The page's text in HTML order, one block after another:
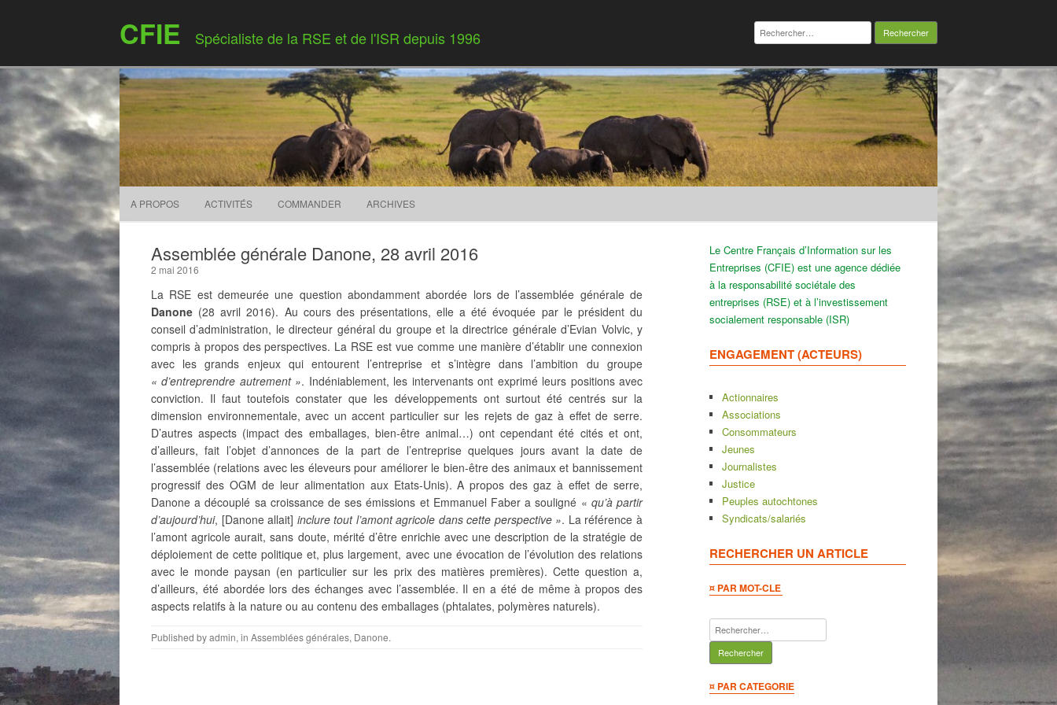
CFIE Spécialiste de la RSE et de l'ISR depuis 1996
Rechercher :
Skip to content
A PROPOS ACTIVITÉS COMMANDER ARCHIVES
Assemblée générale Danone, 28 avril 2016
2 mai 2016
La RSE est demeurée une question abondamment abordée lors de l’assemblée générale de
Danone (28 avril 2016). Au cours des présentations, elle a été évoquée par le président du
conseil d’administration, le directeur général du groupe et la directrice générale d’Evian Volvic, y
compris à propos des perspectives. La RSE est vue comme une manière d’établir une connexion
avec les grands enjeux qui entourent l’entreprise et s’intègre dans l’ambition du groupe
« d’entreprendre autrement ». Indéniablement, les intervenants ont exprimé leurs positions avec
conviction. Il faut toutefois constater que les développements ont surtout été centrés sur la
dimension environnementale, avec un accent particulier sur les rejets de gaz à effet de serre.
D’autres aspects (impact des emballages, bien-être animal…) ont cependant été cités et ont,
d’ailleurs, fait l’objet d’annonces de la part de l’entreprise quelques jours avant la date de
l’assemblée (relations avec les éleveurs pour améliorer le bien-être des animaux et bannissement
progressif des OGM de leur alimentation aux Etats-Unis). A propos des gaz à effet de serre,
Danone a découplé sa croissance de ses émissions et Emmanuel Faber a souligné « qu’à partir
d’aujourd’hui, [Danone allait] inclure tout l’amont agricole dans cette perspective ». La référence à
l’amont agricole aurait, sans doute, mérité d’être enrichie avec une description de la stratégie de
déploiement de cette politique et, plus largement, avec une évocation de l’évolution des relations
avec le monde paysan (en particulier sur les prix des matières premières). Cette question a,
d’ailleurs, été abordée lors des échanges avec l’assemblée. Il en a été de même à propos des
aspects relatifs à la nature ou au contenu des emballages (phtalates, polymères naturels).
Published byadmin, in Assemblées générales, Danone.
Le Centre Français d’Information sur les
Entreprises (CFIE) est une agence dédiée
à la responsabilité sociétale des
entreprises (RSE) et à l’investissement
socialement responsable (ISR)
ENGAGEMENT (ACTEURS)
Actionnaires
Associations
Consommateurs
Jeunes
Journalistes
Justice
Peuples autochtones
Syndicats/salariés
RECHERCHER UN ARTICLE
¤ PAR MOT-CLE
Rechercher :
¤ PAR CATEGORIE